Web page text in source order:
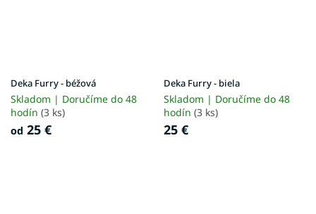
Deka Furry - béžová
Skladom | Doručíme do 48
hodín (3 ks)
od 25 €
Deka Furry - biela
Skladom | Doručíme do 48
hodín (3 ks)
25 €